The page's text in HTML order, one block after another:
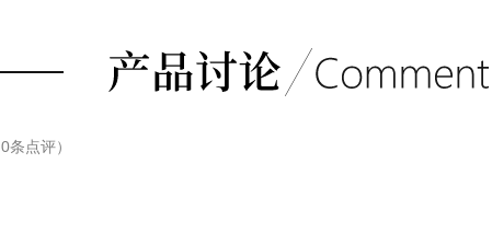
0条点评）